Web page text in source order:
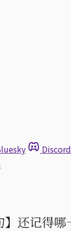
Discord
】还记得